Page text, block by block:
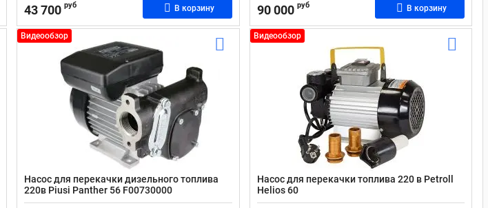
43 700 руб В корзину 90 000 руб В корзину
Видеообзор
Насос для перекачки дизельного топлива
220в Piusi Panther 56 F00730000
Видеообзор
Насос для перекачки топлива 220 в Petroll
Helios 60